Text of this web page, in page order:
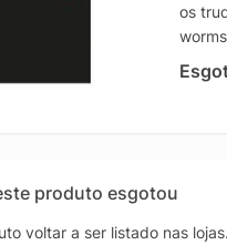
os
produto esgotou
voltar a ser listado nas lojas.